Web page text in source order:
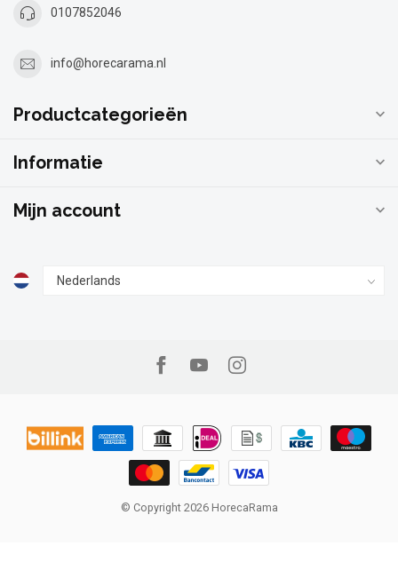
0107852046
info@horecarama.nl
Productcategorieën
Informatie
Mijn account
© Copyright 2026 HorecaRama